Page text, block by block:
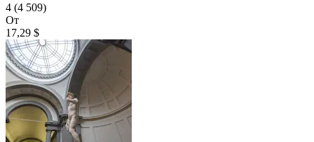
4 (4 509)
От
17,29 $